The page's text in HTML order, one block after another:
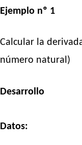
Ejemplo nº 1
Calcular la
número natural)
Desarrollo
Datos: